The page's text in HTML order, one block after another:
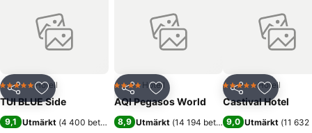
Dela Lägg till i Mina Favoriter
5 StjärnorHotell
TUI BLUE Side
9,1 Utmärkt (4 400 betyg
Dela Lägg till i Mina Favoriter
4 StjärnorHotell
AQI Pegasos World
8,9 Utmärkt (14 194 betyg )
Dela Lägg till
5 StjärnorHotell
Castival Hotel
9,0 Utmärkt (11